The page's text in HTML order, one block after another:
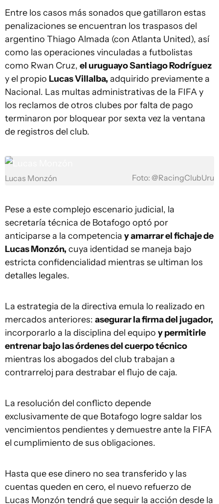
Entre los casos más sonados que gatillaron estas
penalizaciones se encuentran los traspasos del
argentino Thiago Almada (con Atlanta United), así
como las operaciones vinculadas a futbolistas
como Rwan Cruz, el uruguayo Santiago Rodríguez
y el propio Lucas Villalba, adquirido previamente a
Nacional. Las multas administrativas de la FIFA y
los reclamos de otros clubes por falta de pago
terminaron por bloquear por sexta vez la ventana
de registros del club.
Lucas Monzón Foto: @RacingClubUru
Pese a este complejo escenario judicial, la
secretaría técnica de Botafogo optó por
anticiparse a la competencia y amarrar el fichaje de
Lucas Monzón, cuya identidad se maneja bajo
estricta confidencialidad mientras se ultiman los
detalles legales.
La estrategia de la directiva emula lo realizado en
mercados anteriores: asegurar la firma del jugador,
incorporarlo a la disciplina del equipo y permitirle
entrenar bajo las órdenes del cuerpo técnico
mientras los abogados del club trabajan a
contrarreloj para destrabar el flujo de caja.
La resolución del conflicto depende
exclusivamente de que Botafogo logre saldar los
vencimientos pendientes y demuestre ante la FIFA
el cumplimiento de sus obligaciones.
Hasta que ese dinero no sea transferido y las
cuentas queden en cero, el nuevo refuerzo de
Lucas Monzón tendrá que seguir la acción desde la